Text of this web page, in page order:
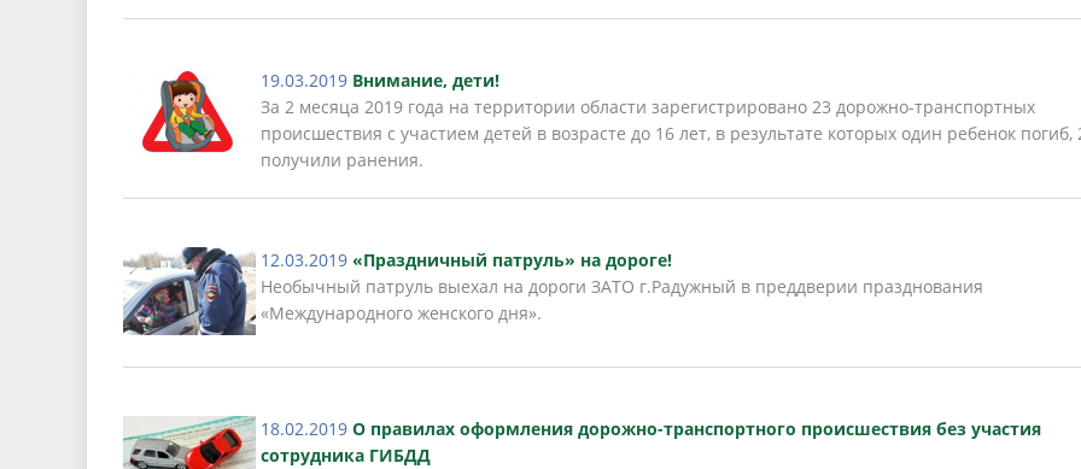
19.03.2019 Внимание, дети!
За 2 месяца 2019 года на территории области зарегистрировано 23 дорожно-транспортных
происшествия с участием детей в возрасте до 16 лет, в результате которых один ребенок погиб,
получили ранения.
12.03.2019 «Праздничный патруль» на дороге!
Необычный патруль выехал на дороги ЗАТО г.Радужный в преддверии празднования
«Международного женского дня».
18.02.2019 О правилах оформления дорожно-транспортного происшествия без участия
сотрудника ГИБДД